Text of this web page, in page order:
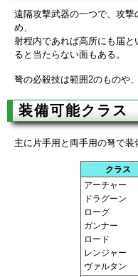
遠隔攻撃武器の一つで、攻
め、
射程内であれば高所にも届
ると当たらない面もある。
弩の必殺技は範囲2のものや
装備可能クラス
主に片手用と両手用の弩で装
クラス
アーチャー
ドラグーン
ローグ
ガンナー
ロード
レンジャー
ヴァルタン